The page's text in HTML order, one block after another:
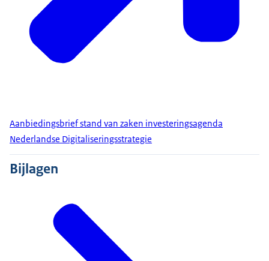
Aanbiedingsbrief stand van zaken investeringsagenda
Nederlandse Digitaliseringsstrategie
Bijlagen